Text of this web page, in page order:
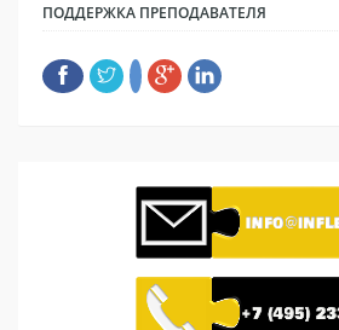
ПОДДЕРЖКА ПРЕПОДАВАТЕЛЯ